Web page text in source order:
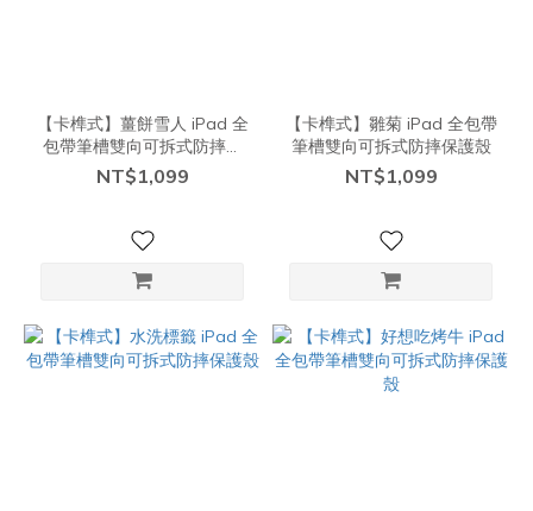
【卡榫式】薑餅雪人 iPad 全
包帶筆槽雙向可拆式防摔保
護殼
NT$1,099
【卡榫式】雛菊 iPad 全包帶
筆槽雙向可拆式防摔保護殼
NT$1,099